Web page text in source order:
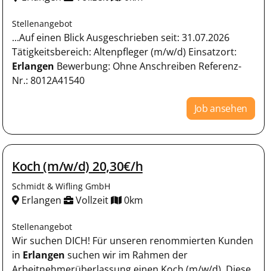
Stellenangebot
...Auf einen Blick Ausgeschrieben seit: 31.07.2026
Tätigkeitsbereich: Altenpfleger (m/w/d) Einsatzort:
Erlangen Bewerbung: Ohne Anschreiben Referenz-
Nr.: 8012A41540
Job ansehen
Koch (m/w/d) 20,30€/h
Schmidt & Wifling GmbH
Erlangen Vollzeit 0km
Stellenangebot
Wir suchen DICH! Für unseren renommierten Kunden
in Erlangen suchen wir im Rahmen der